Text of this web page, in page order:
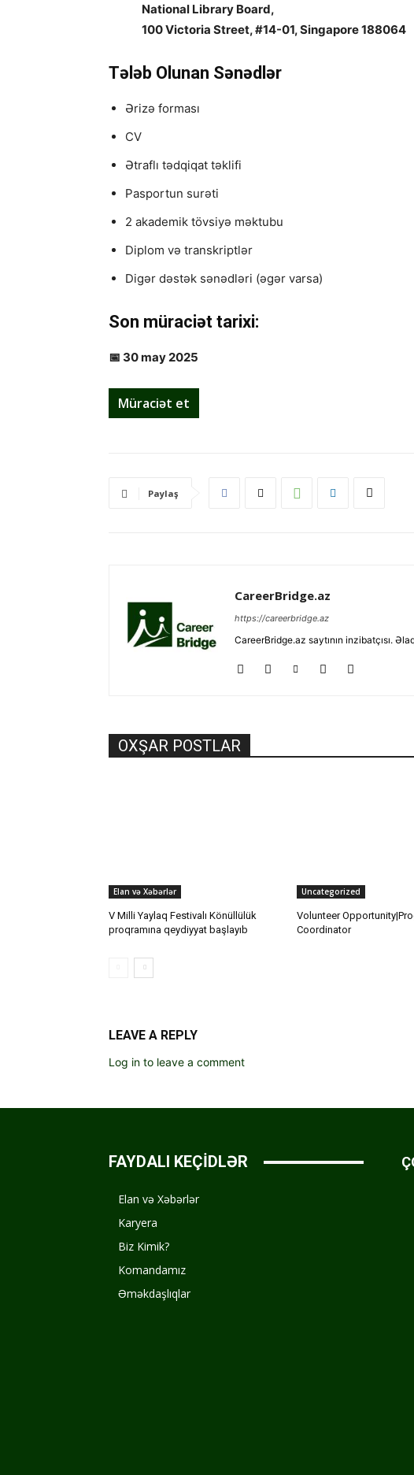
National Library Board,
100 Victoria Street, #14-01, Singapore 188064
Tələb Olunan Sənədlər
Ərizə forması
CV
Ətraflı tədqiqat təklifi
Pasportun surəti
2 akademik tövsiyə məktubu
Diplom və transkriptlər
Digər dəstək sənədləri (əgər varsa)
Son müraciət tarixi:
📅 30 may 2025
Müraciət et
Paylaş
CareerBridge.az
https://careerbridge.az
CareerBridge.az saytının inzibatçısı.
OXŞAR POSTLAR
Elan və Xəbərlər
V Milli Yaylaq Festivalı Könüllülük
proqramına qeydiyyat başlayıb
Uncategorized
Volunteer
Coordinator
LEAVE A REPLY
Log in to leave a comment
FAYDALI KEÇİDLƏR
Elan və Xəbərlər
Karyera
Biz Kimik?
Komandamız
Əməkdaşlıqlar